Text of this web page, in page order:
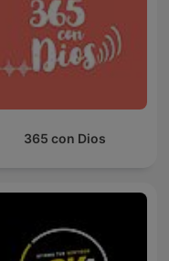
365 con Dios